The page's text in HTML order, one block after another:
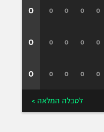
0
0
0
0
0
0
0
0
0
0
0
0
0
0
0
לטבלה המלאה >